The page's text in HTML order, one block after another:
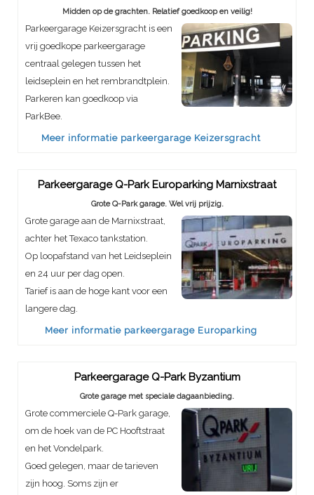
Midden op de grachten. Relatief goedkoop en veilig!
Parkeergarage Keizersgracht is een
vrij goedkope parkeergarage
centraal gelegen tussen het
leidseplein en het rembrandtplein.
Parkeren kan goedkoop via
ParkBee.
Meer informatie parkeergarage Keizersgracht
Parkeergarage Q-Park Europarking Marnixstraat
Grote Q-Park garage. Wel vrij prijzig.
Grote garage aan de Marnixstraat,
achter het Texaco tankstation.
Op loopafstand van het Leidseplein
en 24 uur per dag open.
Tarief is aan de hoge kant voor een
langere dag.
Meer informatie parkeergarage Europarking
Parkeergarage Q-Park Byzantium
Grote garage met speciale dagaanbieding.
Grote commerciele Q-Park garage,
om de hoek van de PC Hooftstraat
en het Vondelpark.
Goed gelegen, maar de tarieven
zijn hoog. Soms zijn er